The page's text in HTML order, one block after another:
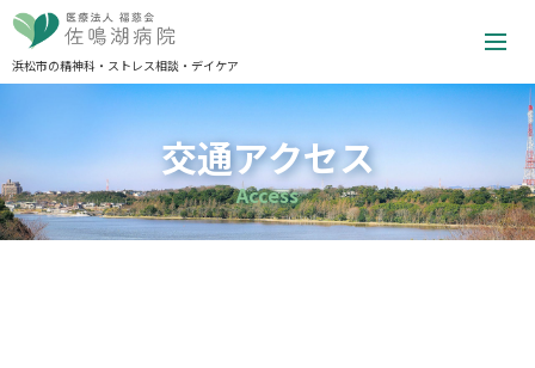
浜松市の精神科・ストレス相談・デイケア
交通アクセス
Access